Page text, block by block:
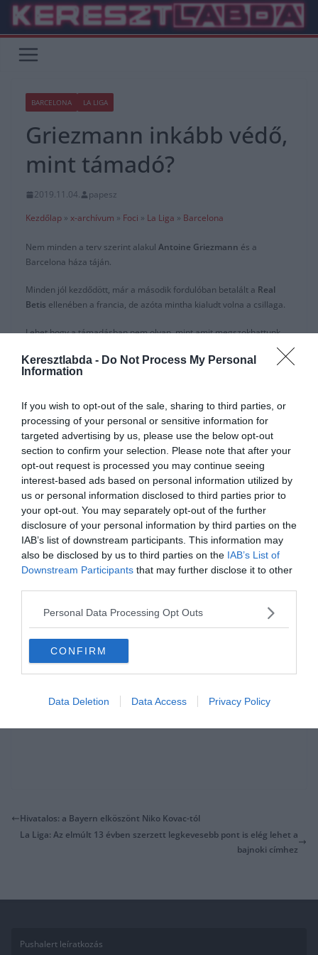
Keresztlabda - Do Not Process My Personal
Information
If you wish to opt-out of the sale, sharing to third parties, or
processing of your personal or sensitive information for
targeted advertising by us, please use the below opt-out
section to confirm your selection. Please note that after your
opt-out request is processed you may continue seeing
interest-based ads based on personal information utilized by
us or personal information disclosed to third parties prior to
your opt-out. You may separately opt-out of the further
disclosure of your personal information by third parties on the
IAB’s list of downstream participants. This information may
also be disclosed by us to third parties on the IAB’s List of
Downstream Participants that may further disclose it to other
Personal Data Processing Opt Outs
CONFIRM
Data Deletion Data Access Privacy Policy
Skip
content
BARCELONA LA LIGA
Griezmann inkább védő,
mint támadó?
2019.11.04.
papesz
Kezdőlap » x-archívum » Foci » La Liga » Barcelona
Nem minden a terv szerint alakul Antoine Griezmann és a
Barcelona háza táján.
Minden jól kezdődött, már a második fordulóban betalált a Real
Betis ellenében a francia, de azóta mintha kialudt volna a csillaga.
Lehet hogy a támadásban nem olyan, mint amit megszokhattunk
megfigyelhető volt aLevante ellen is.
lövésig jutott el a meccsen. Az egy alapigazság a futballban, hogy a
védekezésből mindenkinek ki kell vennie a részét, főleg hogy
Griezmann ‘elődje’,Philippe Coutinho ezen a téren hagyott kívánni
valót maga után. De a franciát a támadósorba vették, pont oda,
ahol az utóbbi időben már nem jeleskedik.
A számok is ezt támasztják alá. AValenciaellenében például 17
lövése volt, ebből 11 ment kapura. Labdát 34 alkalommal szerzett,
ez pont a duplája a lövéseinek.Luis Suarez számai: 27 lövés (20
kapura) és 16 labdaszerzés, mígMessi24(18) lövést és csak 10
labdaszerzést produkált ugyanazon a meccsen.
Hivatalos: a Bayern elköszönt Niko Kovac-tól
La Liga: Az elmúlt 13 évben szerzett legkevesebb pont is elég lehet a
bajnoki címhez
Pushalert leíratkozás